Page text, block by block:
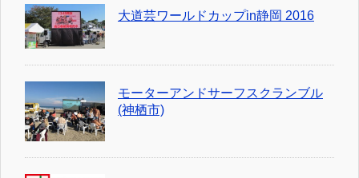
大道芸ワールドカップin静岡 2016
モーターアンドサーフスクランブル
(神栖市)